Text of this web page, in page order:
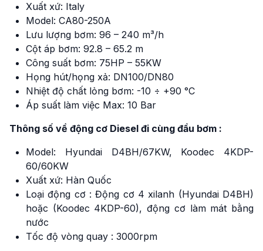
Xuất xứ: Italy
Model: CA80-250A
Lưu lượng bơm: 96 – 240 m³/h
Cột áp bơm: 92.8 – 65.2 m
Công suất bơm: 75HP – 55KW
Họng hút/họng xả: DN100/DN80
Nhiệt độ chất lỏng bơm: -10 ÷ +90 °C
Áp suất làm việc Max: 10 Bar
Thông số về động cơ Diesel đi cùng đầu bơm :
Model: Hyundai D4BH/67KW, Koodec 4KDP-
60/60KW
Xuất xứ: Hàn Quốc
Loại động cơ : Động cơ 4 xilanh (Hyundai D4BH)
hoặc (Koodec 4KDP-60), động cơ làm mát bằng
nước
Tốc độ vòng quay : 3000rpm